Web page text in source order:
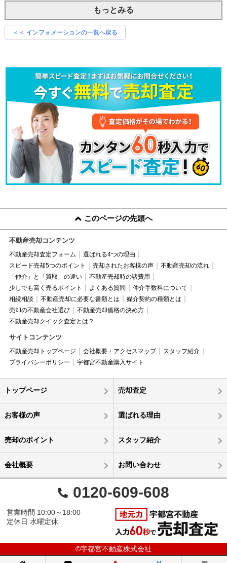
もっとみる
＜＜ インフォメーションの一覧へ戻る
このページの先頭へ
不動産売却コンテンツ
不動産売却査定フォーム
選ばれる4つの理由
スピード売却5つのポイント
売却されたお客様の声
不動産売却の流れ
「仲介」と「買取」の違い
不動産売却時の諸費用
少しでも高く売るポイント
よくある質問
仲介手数料について
相続相談
不動産売却に必要な書類とは
媒介契約の種類とは
売却の不動産会社選び
不動産売却価格の決め方
不動産売却クイック査定とは？
サイトコンテンツ
不動産売却トップページ 会社概要・アクセスマップ
スタッフ紹介
プライバシーポリシー
宇都宮不動産購入サイト
トップページ 売却査定
お客様の声 選ばれる理由
売却のポイント スタッフ紹介
会社概要 お問い合わせ
0120-609-608
営業時間 10:00～18:00
定休日 水曜定休
©宇都宮不動産株式会社